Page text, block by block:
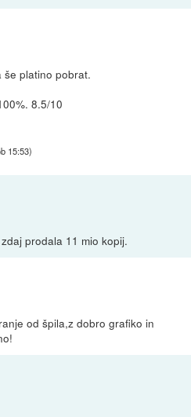
še platino pobrat.
8.5/10
15:53)
prodala 11 mio kopij.
od špila,z dobro grafiko in